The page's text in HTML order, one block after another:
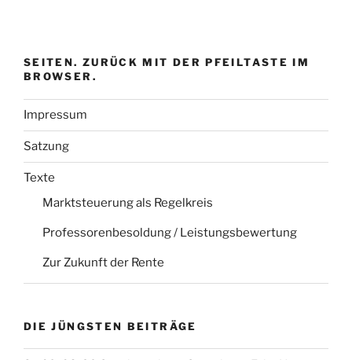
SEITEN. ZURÜCK MIT DER PFEILTASTE IM
BROWSER.
Impressum
Satzung
Texte
Marktsteuerung als Regelkreis
Professorenbesoldung / Leistungsbewertung
Zur Zukunft der Rente
DIE JÜNGSTEN BEITRÄGE